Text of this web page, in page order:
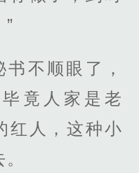
不顺眼了，
竟人家是老
红人，这种小